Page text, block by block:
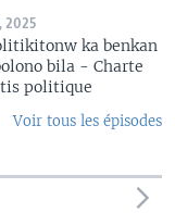
2025
ka benkan
bila - Charte
politique
Voir tous les épisodes